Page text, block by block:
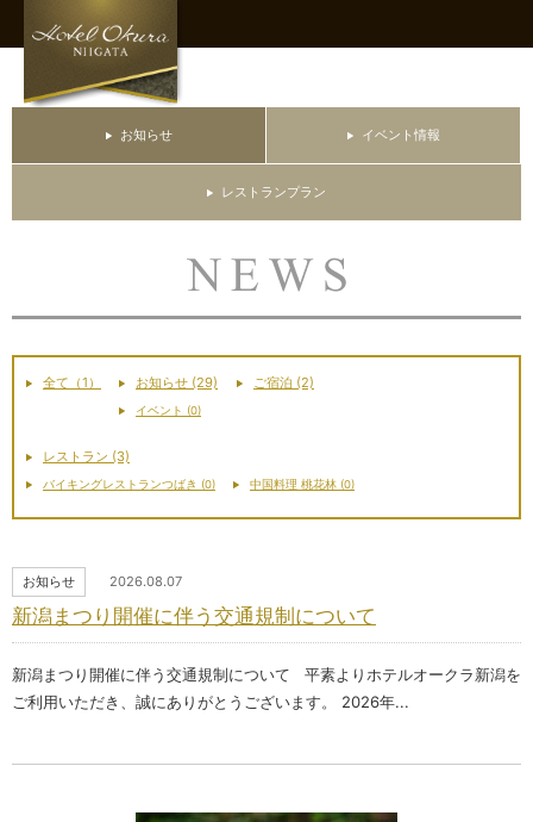
お知らせ イベント情報
レストランプラン
全て（1） お知らせ (29)
イベント (0)
ご宿泊 (2)
レストラン (3)
バイキングレストランつばき (0) 中国料理 桃花林 (0)
お知らせ 2026.08.07
新潟まつり開催に伴う交通規制について
新潟まつり開催に伴う交通規制について 平素よりホテルオークラ新潟を
ご利用いただき、誠にありがとうございます。 2026年...